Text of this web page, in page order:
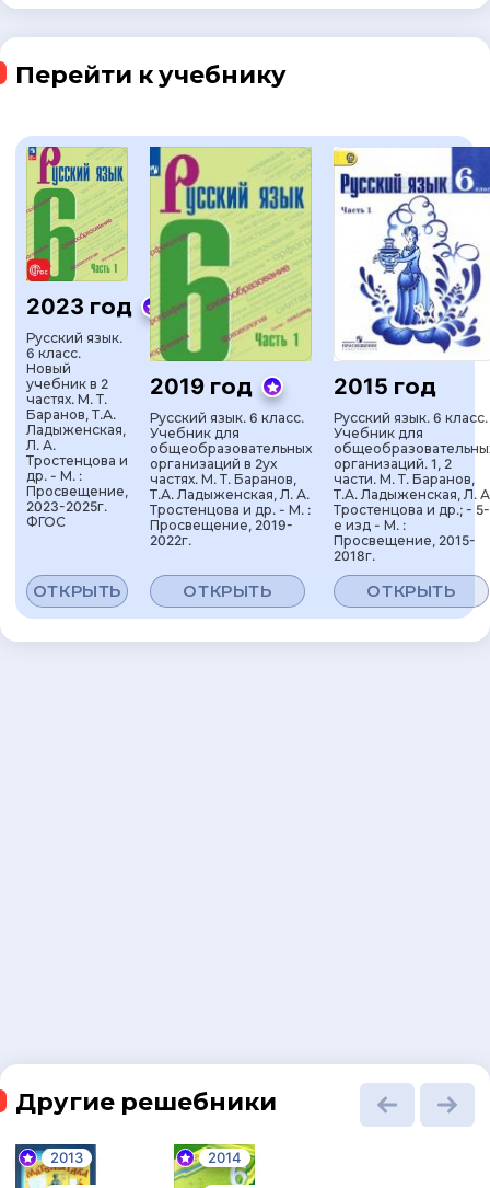
Перейти к учебнику
2023 год
Русский язык.
6 класс.
Новый
учебник в 2
частях. М. Т.
Баранов, Т.А.
Ладыженская,
Л. А.
Тростенцова и
др. - М. :
Просвещение,
2023-2025г.
ФГОС
ОТКРЫТЬ
2019 год
Русский язык. 6 класс.
Учебник для
общеобразовательных
организаций в 2ух
частях. М. Т. Баранов,
Т.А. Ладыженская, Л. А.
Тростенцова и др. - М. :
Просвещение, 2019-
2022г.
ОТКРЫТЬ
2015 год
Русский язык. 6 класс.
Учебник для
организаций. 1, 2
части. М. Т. Баранов,
Т.А. Ладыженская, Л.
Тростенцова и др.; - 5-
е изд - М. :
Просвещение, 2015-
2018г.
ОТКРЫТЬ
Другие решебники
2013 2014